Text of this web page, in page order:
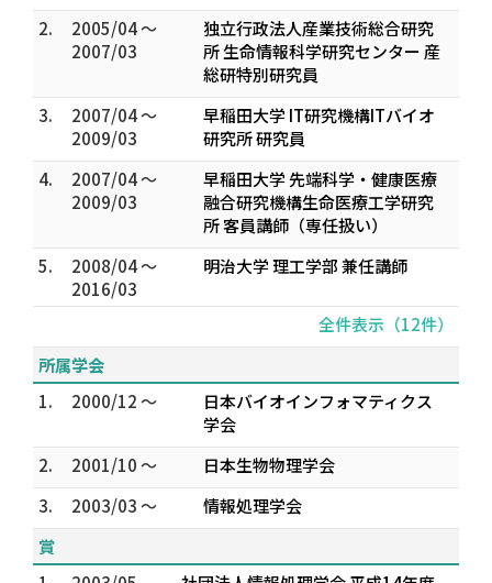
2.
2005/04 ～
2007/03
独立行政法人産業技術総合研究
所 生命情報科学研究センター 産
総研特別研究員
3.
2007/04 ～
2009/03
早稲田大学 IT研究機構ITバイオ
研究所 研究員
4.
2007/04 ～
2009/03
早稲田大学 先端科学・健康医療
融合研究機構生命医療工学研究
所 客員講師（専任扱い）
5.
2008/04 ～
2016/03
明治大学 理工学部 兼任講師
全件表示（12件）
所属学会
1.
2000/12 ～
日本バイオインフォマティクス
学会
2.
2001/10 ～
日本生物物理学会
3.
2003/03 ～
情報処理学会
賞